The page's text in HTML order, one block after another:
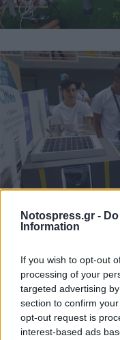
Notospress.gr -
Information
If you wish to opt-out
processing of your
targeted advertising
section to confirm
opt-out request is
interest-based ads